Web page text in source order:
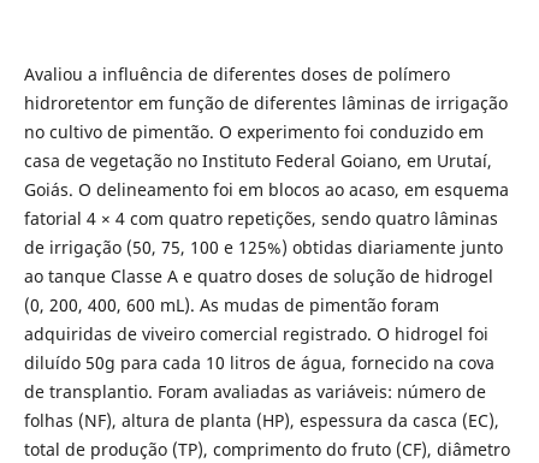
Avaliou a influência de diferentes doses de polímero
hidroretentor em função de diferentes lâminas de irrigação
no cultivo de pimentão. O experimento foi conduzido em
casa de vegetação no Instituto Federal Goiano, em Urutaí,
Goiás. O delineamento foi em blocos ao acaso, em esquema
fatorial 4 × 4 com quatro repetições, sendo quatro lâminas
de irrigação (50, 75, 100 e 125%) obtidas diariamente junto
ao tanque Classe A e quatro doses de solução de hidrogel
(0, 200, 400, 600 mL). As mudas de pimentão foram
adquiridas de viveiro comercial registrado. O hidrogel foi
diluído 50g para cada 10 litros de água, fornecido na cova
de transplantio. Foram avaliadas as variáveis: número de
folhas (NF), altura de planta (HP), espessura da casca (EC),
total de produção (TP), comprimento do fruto (CF), diâmetro